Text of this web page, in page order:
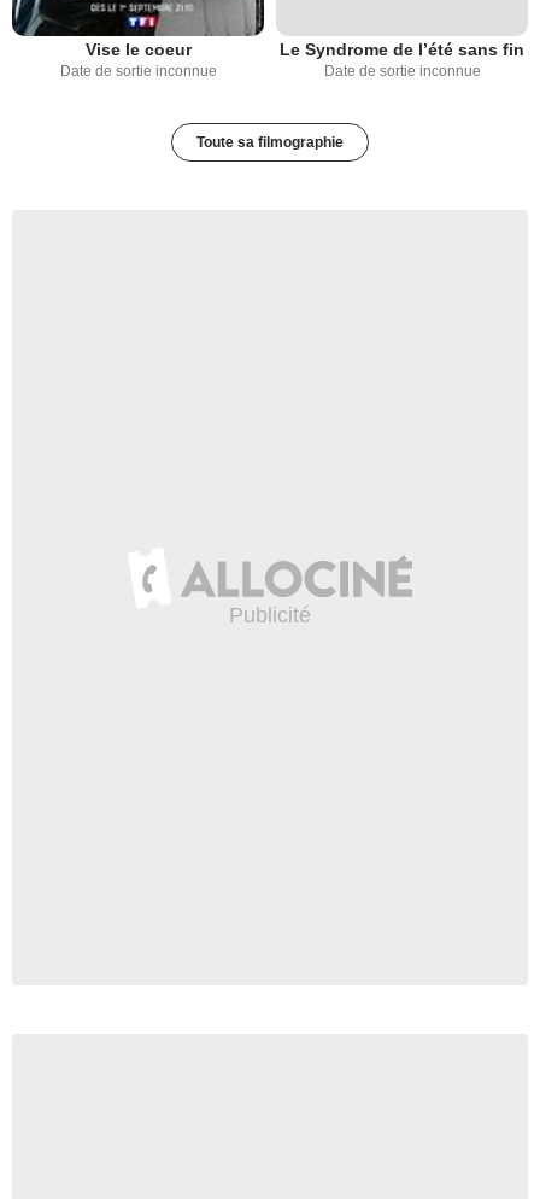
Vise le coeur
Date de sortie inconnue
Le Syndrome de l’été sans fin
Date de sortie inconnue
Toute sa filmographie